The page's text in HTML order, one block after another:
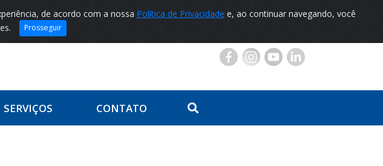
de acordo com a nossa Política de Privacidade e, ao continuar navegando, você
Prosseguir
SERVIÇOS CONTATO